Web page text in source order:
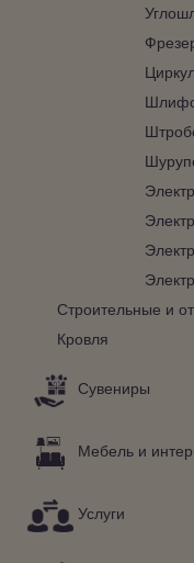
Строительные и
Кровля
Сувениры
Мебель и
Услуги